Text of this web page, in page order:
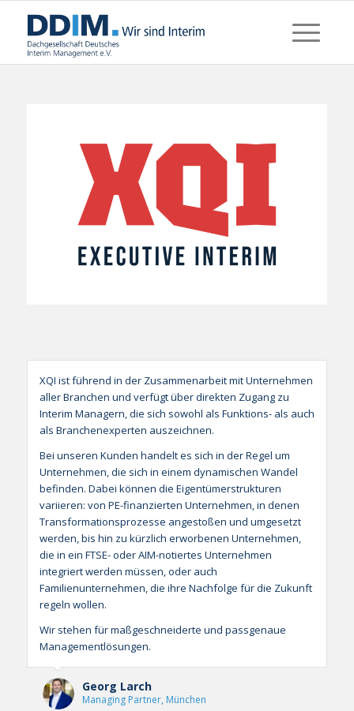
XQI ist führend in der Zusammenarbeit mit Unternehmen
aller Branchen und verfügt über direkten Zugang zu
Interim Managern, die sich sowohl als Funktions- als auch
als Branchenexperten auszeichnen.
Bei unseren Kunden handelt es sich in der Regel um
Unternehmen, die sich in einem dynamischen Wandel
befinden. Dabei können die Eigentümerstrukturen
variieren: von PE-finanzierten Unternehmen, in denen
Transformationsprozesse angestoßen und umgesetzt
werden, bis hin zu kürzlich erworbenen Unternehmen,
die in ein FTSE- oder AIM-notiertes Unternehmen
integriert werden müssen, oder auch
Familienunternehmen, die ihre Nachfolge für die Zukunft
regeln wollen.
Wir stehen für maßgeschneiderte und passgenaue
Managementlösungen.
Georg Larch
Managing Partner, München